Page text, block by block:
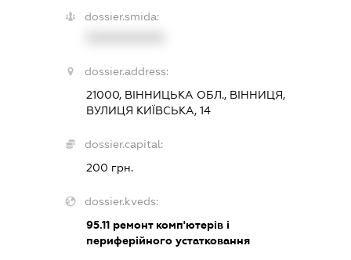
dossier.smida:
dossier.address:
21000, ВІННИЦЬКА ОБЛ., ВІННИЦЯ,
ВУЛИЦЯ КИЇВСЬКА, 14
dossier.capital:
200 грн.
dossier.kveds:
95.11 ремонт комп'ютерів і
периферійного устатковання